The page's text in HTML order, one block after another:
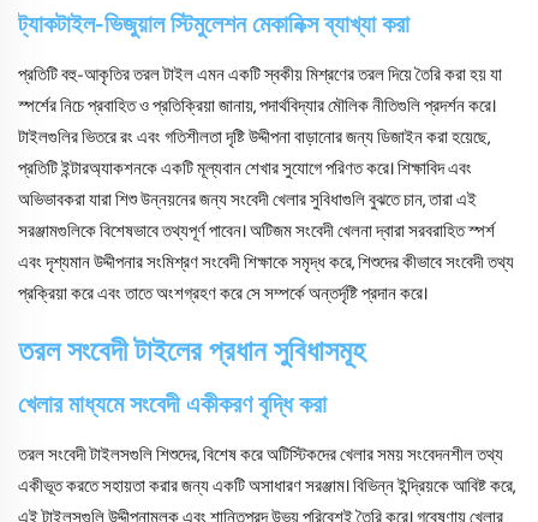
ট্যাকটাইল-ভিজুয়াল স্টিমুলেশন মেকানিক্স ব্যাখ্যা করা
প্রতিটি বহু-আকৃতির তরল টাইল এমন একটি স্বকীয় মিশ্রণের তরল দিয়ে তৈরি করা হয় যা
স্পর্শের নিচে প্রবাহিত ও প্রতিক্রিয়া জানায়, পদার্থবিদ্যার মৌলিক নীতিগুলি প্রদর্শন করে।
টাইলগুলির ভিতরে রং এবং গতিশীলতা দৃষ্টি উদ্দীপনা বাড়ানোর জন্য ডিজাইন করা হয়েছে,
প্রতিটি ইন্টারঅ্যাকশনকে একটি মূল্যবান শেখার সুযোগে পরিণত করে। শিক্ষাবিদ এবং
অভিভাবকরা যারা শিশু উন্নয়নের জন্য সংবেদী খেলার সুবিধাগুলি বুঝতে চান, তারা এই
সরঞ্জামগুলিকে বিশেষভাবে তথ্যপূর্ণ পাবেন। অটিজম সংবেদী খেলনা দ্বারা সরবরাহিত স্পর্শ
এবং দৃশ্যমান উদ্দীপনার সংমিশ্রণ সংবেদী শিক্ষাকে সমৃদ্ধ করে, শিশুদের কীভাবে সংবেদী তথ্য
প্রক্রিয়া করে এবং তাতে অংশগ্রহণ করে সে সম্পর্কে অন্তর্দৃষ্টি প্রদান করে।
তরল সংবেদী টাইলের প্রধান সুবিধাসমূহ
খেলার মাধ্যমে সংবেদী একীকরণ বৃদ্ধি করা
তরল সংবেদী টাইলসগুলি শিশুদের, বিশেষ করে অটিস্টিকদের খেলার সময় সংবেদনশীল তথ্য
একীভূত করতে সহায়তা করার জন্য একটি অসাধারণ সরঞ্জাম। বিভিন্ন ইন্দ্রিয়কে আবিষ্ট করে,